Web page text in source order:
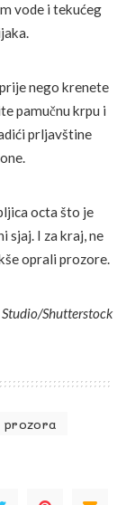
vode i tekućeg
nego krenete
pamučnu krpu i
prljavštine
octa što je
sjaj. I za kraj, ne
oprali prozore.
Studio/Shutterstock
prozora